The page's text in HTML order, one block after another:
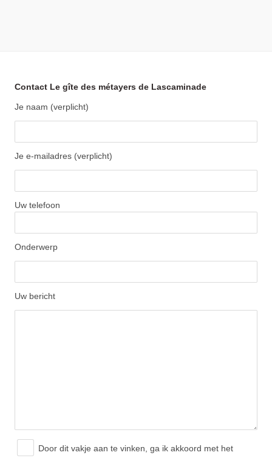
Contact Le gîte des métayers de Lascaminade
Je naam (verplicht)
Je e-mailadres (verplicht)
Uw telefoon
Onderwerp
Uw bericht
Door dit vakje aan te vinken, ga ik akkoord met het